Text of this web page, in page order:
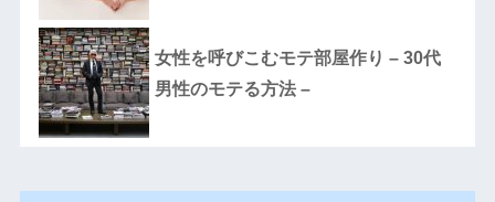
女性を呼びこむモテ部屋作り – 30代
男性のモテる方法 –